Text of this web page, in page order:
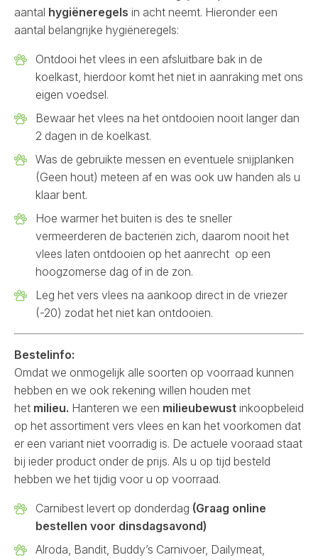
aantal hygiëneregels in acht neemt. Hieronder een
aantal belangrijke hygiëneregels:
Ontdooi het vlees in een afsluitbare bak in de
koelkast, hierdoor komt het niet in aanraking met ons
eigen voedsel.
Bewaar het vlees na het ontdooien nooit langer dan
2 dagen in de koelkast.
Was de gebruikte messen en eventuele snijplanken
(Geen hout) meteen af en was ook uw handen als u
klaar bent.
Hoe warmer het buiten is des te sneller
vermeerderen de bacteriën zich, daarom nooit het
vlees laten ontdooien op het aanrecht op een
hoogzomerse dag of in de zon.
Leg het vers vlees na aankoop direct in de vriezer
(-20) zodat het niet kan ontdooien.
Bestelinfo:
Omdat we onmogelijk alle soorten op voorraad kunnen
hebben en we ook rekening willen houden met
het milieu. Hanteren we een milieubewust inkoopbeleid
op het assortiment vers vlees en kan het voorkomen dat
er een variant niet voorradig is. De actuele vooraad staat
bij ieder product onder de prijs. Als u op tijd besteld
hebben we het tijdig voor u op voorraad.
Carnibest levert op donderdag (Graag online
bestellen voor dinsdagsavond)
Alroda, Bandit, Buddy’s Carnivoer, Dailymeat,